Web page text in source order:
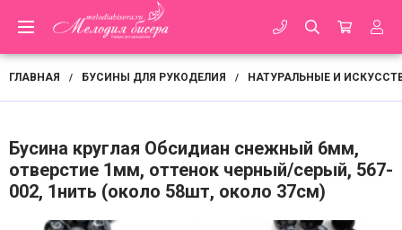
ГЛАВНАЯ / БУСИНЫ ДЛЯ РУКОДЕЛИЯ / НАТУРАЛЬНЫЕ И
Бусина круглая Обсидиан снежный 6мм,
отверстие 1мм, оттенок черный/серый, 567-
002, 1нить (около 58шт, около 37см)